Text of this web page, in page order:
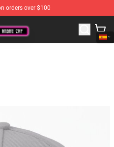
orders over $100
Store of Anime Cap